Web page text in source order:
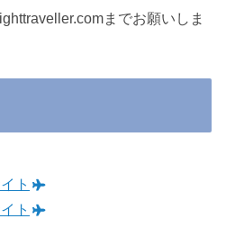
までお願いしま
ト
ト